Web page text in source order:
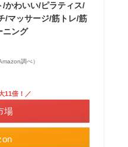
かわいい/ピラティス/
/マッサージ/筋トレ/筋
ニング
調べ）
11倍！／
場